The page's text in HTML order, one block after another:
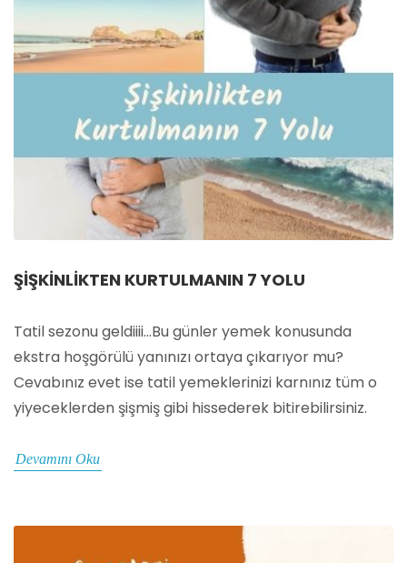
ŞIŞKINLIKTEN KURTULMANIN 7 YOLU
Tatil sezonu geldiiii...Bu günler yemek konusunda
ekstra hoşgörülü yanınızı ortaya çıkarıyor mu?
Cevabınız evet ise tatil yemeklerinizi karnınız tüm o
yiyeceklerden şişmiş gibi hissederek bitirebilirsiniz.
Devamını Oku